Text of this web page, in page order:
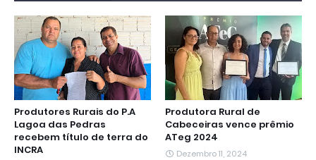
k
p
m
e
r
n
Produtores Rurais do P.A
Lagoa das Pedras
recebem título de terra do
INCRA
Produtora Rural de
Cabeceiras vence prêmio
ATeg 2024
Dezembro 11, 2024